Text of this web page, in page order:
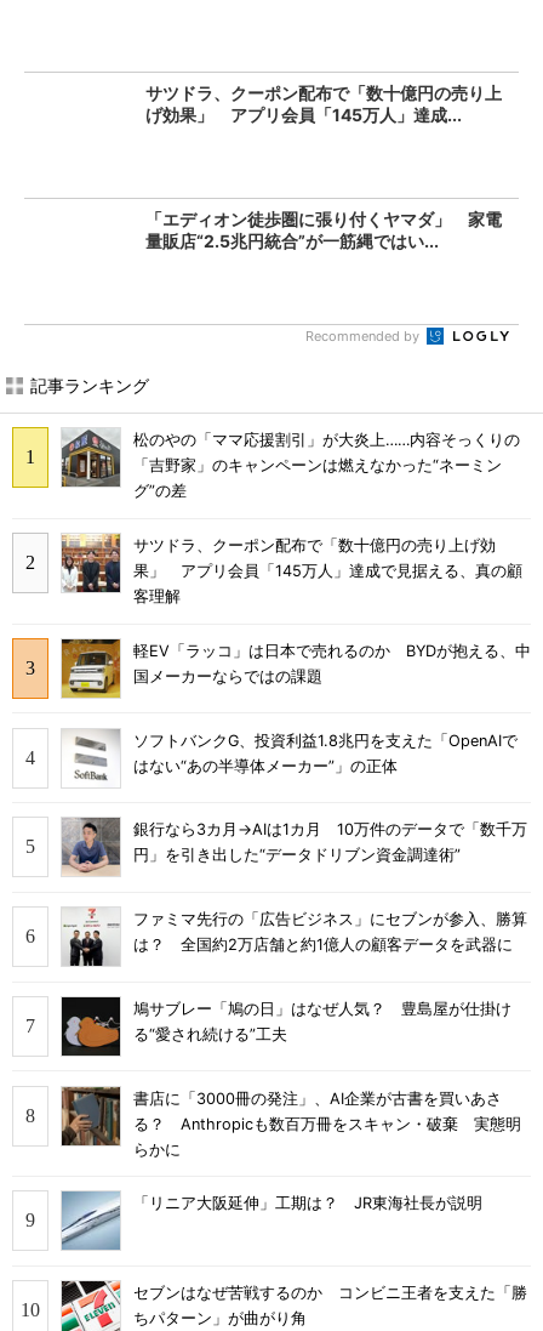
サツドラ、クーポン配布で「数十億円の売り上
げ効果」 アプリ会員「145万人」達成...
「エディオン徒歩圏に張り付くヤマダ」 家電
量販店“2.5兆円統合”が一筋縄ではい...
Recommended by
記事ランキング
松のやの「ママ応援割引」が大炎上……内容そっくりの
「吉野家」のキャンペーンは燃えなかった“ネーミン
グ”の差
サツドラ、クーポン配布で「数十億円の売り上げ効
果」 アプリ会員「145万人」達成で見据える、真の顧
客理解
軽EV「ラッコ」は日本で売れるのか BYDが抱える、中
国メーカーならではの課題
ソフトバンクG、投資利益1.8兆円を支えた「OpenAIで
はない“あの半導体メーカー”」の正体
銀行なら3カ月→AIは1カ月 10万件のデータで「数千万
円」を引き出した“データドリブン資金調達術”
ファミマ先行の「広告ビジネス」にセブンが参入、勝算
は？ 全国約2万店舗と約1億人の顧客データを武器に
鳩サブレー「鳩の日」はなぜ人気？ 豊島屋が仕掛け
る“愛され続ける”工夫
書店に「3000冊の発注」、AI企業が古書を買いあさ
る？ Anthropicも数百万冊をスキャン・破棄 実態明
らかに
「リニア大阪延伸」工期は？ JR東海社長が説明
セブンはなぜ苦戦するのか コンビニ王者を支えた「勝
ちパターン」が曲がり角